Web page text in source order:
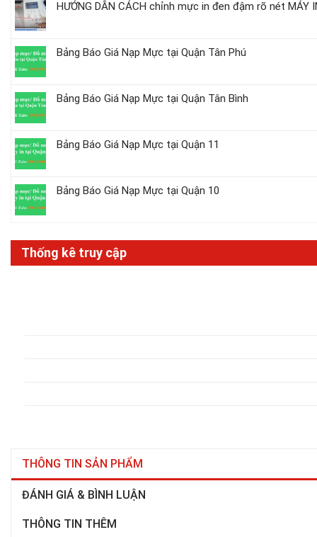
THÔNG TIN SẢN PHẨM
ĐÁNH GIÁ & BÌNH LUẬN
THÔNG TIN THÊM
HƯỚNG DẪN CÁCH chỉnh mực in đen đậm rõ nét MÁY
Bảng Báo Giá Nạp Mực tại Quận Tân Phú
Bảng Báo Giá Nạp Mực tại Quận Tân Bình
Bảng Báo Giá Nạp Mực tại Quận 11
Bảng Báo Giá Nạp Mực tại Quận 10
Thống kê truy cập